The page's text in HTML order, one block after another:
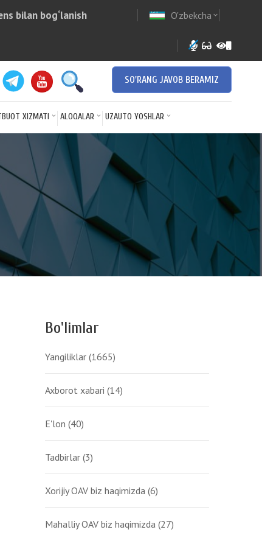
bilan bog‘lanish O'zbekcha expand_more
SO'RANG JAVOB BERAMIZ
XIZMATI ALOQALAR UZAUTO YOSHLAR
Bo'limlar
Yangiliklar (1665)
Axborot xabari (14)
E'lon (40)
Tadbirlar (3)
Xorijiy OAV biz haqimizda (6)
Mahalliy OAV biz haqimizda (27)